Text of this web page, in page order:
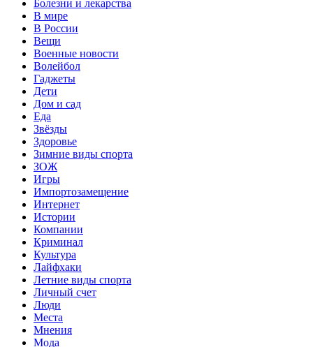
Болезни и лекарства
В мире
В России
Вещи
Военные новости
Волейбол
Гаджеты
Дети
Дом и сад
Еда
Звёзды
Здоровье
Зимние виды спорта
ЗОЖ
Игры
Импортозамещение
Интернет
Истории
Компании
Криминал
Культура
Лайфхаки
Летние виды спорта
Личный счет
Люди
Места
Мнения
Мода